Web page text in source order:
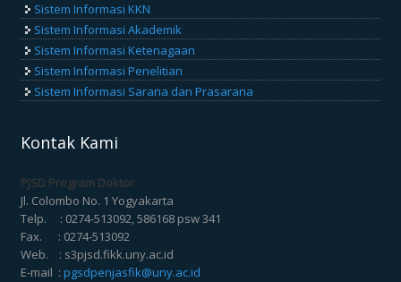
Sistem Informasi KKN
Sistem Informasi Akademik
Sistem Informasi Ketenagaan
Sistem Informasi Penelitian
Sistem Informasi Sarana dan Prasarana
Kontak Kami
PJSD Program Doktor
Jl. Colombo No. 1 Yogyakarta
Telp. : 0274-513092, 586168 psw 341
Fax. : 0274-513092
Web. : s3pjsd.fikk.uny.ac.id
E-mail :pgsdpenjasfik@uny.ac.id